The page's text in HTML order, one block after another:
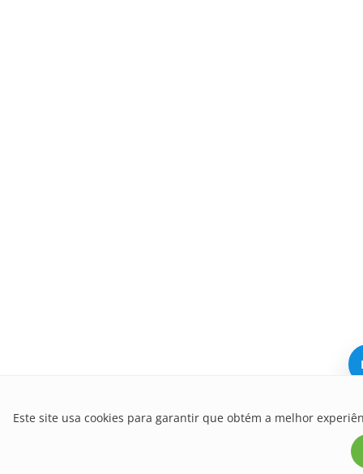
Este site usa cookies para garantir que obtém a melhor